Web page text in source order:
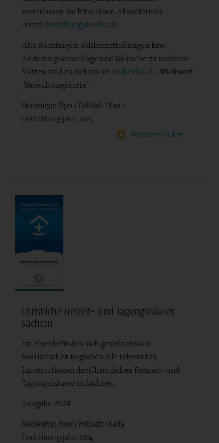
vereinbaren Sie bitte einen Abholtermin
unter: bestellung@evlks.de
Alle Rückfragen, Fehlermitteilungen bzw.
Änderungsvorschläge und Wünsche zu weiteren
Karten sind zu richten an cn@evlks.de, Stichwort
„Verwaltungskarte“
Medientyp: Flyer / Faltblatt / Karte
Erscheinungsjahr: 2025
Herunterladen
Christliche Freizeit- und Tagungshäuser
Sachsen
Im Flyer befinden sich geordnet nach
touristischen Regionen alle relevanten
Informationen der Christlichen Freizeit- und
Tagungshäuser in Sachsen.
Ausgabe 2024
Medientyp: Flyer / Faltblatt / Karte
Erscheinungsjahr: 2024